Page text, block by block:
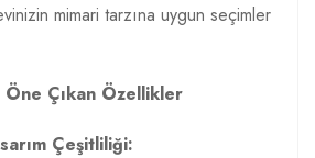
mimari tarzına uygun seçimler
Öne Çıkan Özellikler
Çeşitliliği: